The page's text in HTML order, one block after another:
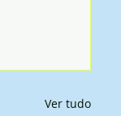
Ver tudo